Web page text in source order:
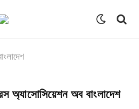
অ্যাসোসিয়েশন অব বাংলাদেশ